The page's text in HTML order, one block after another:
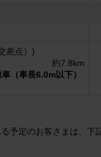
差点）)
約7.8km
（車長6.0m以下）
定のお客さまは、下